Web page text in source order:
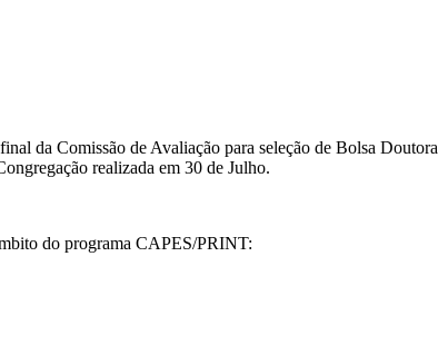
da Comissão de Avaliação para seleção de Bolsa
realizada em 30 de Julho.
do programa CAPES/PRINT: